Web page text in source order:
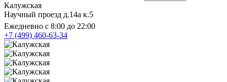
Калужская
Научный проезд д.14а к.5
Ежедневно с 8:00 до 22:00
+7 (499) 460-63-34